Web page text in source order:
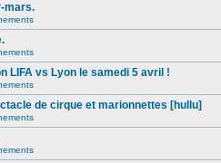
mars.
LIFA vs Lyon le samedi 5 avril !
de cirque et marionnettes [hullu]